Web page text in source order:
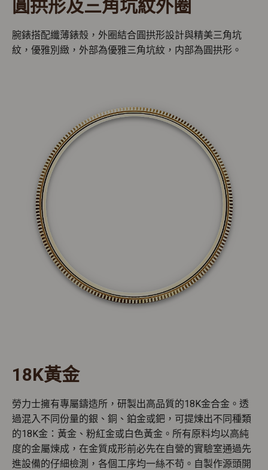
圓拱形及三角坑紋外圈
腕錶搭配纖薄錶殼，外圈結合圓拱形設計與精美三角坑
紋，優雅別緻，外部為優雅三角坑紋，内部為圓拱形。
18K黃金
勞力士擁有專屬鑄造所，研製出高品質的18K金合金。透
過混入不同份量的銀、銅、鉑金或鈀，可提煉出不同種類
的18K金：黃金、粉紅金或白色黃金。所有原料均以高純
度的金屬煉成，在金質成形前必先在自營的實驗室通過先
進設備的仔細檢測，各個工序均一絲不苟。自製作源頭開